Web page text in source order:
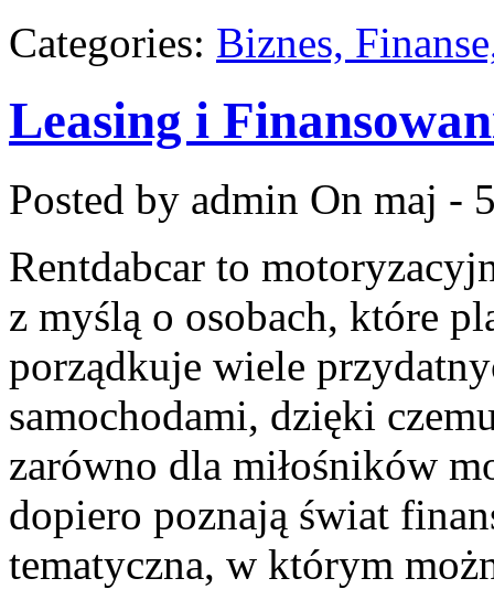
Categories: Biznes,
Leasing i
Posted by admin On maj -
Rentdabcar to
z myślą o osobach, które
porządkuje wiele
samochodami, dzięki
zarówno dla miłośników
dopiero poznają świat
tematyczna, w którym